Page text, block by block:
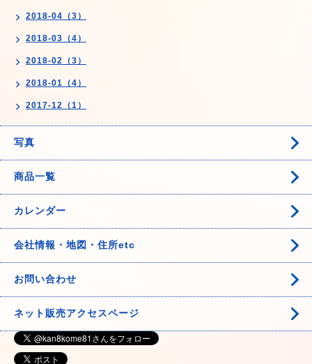
2018-04（3）
2018-03（4）
2018-02（3）
2018-01（4）
2017-12（1）
写真
商品一覧
カレンダー
会社情報・地図・住所etc
お問い合わせ
ネット販売アクセスページ